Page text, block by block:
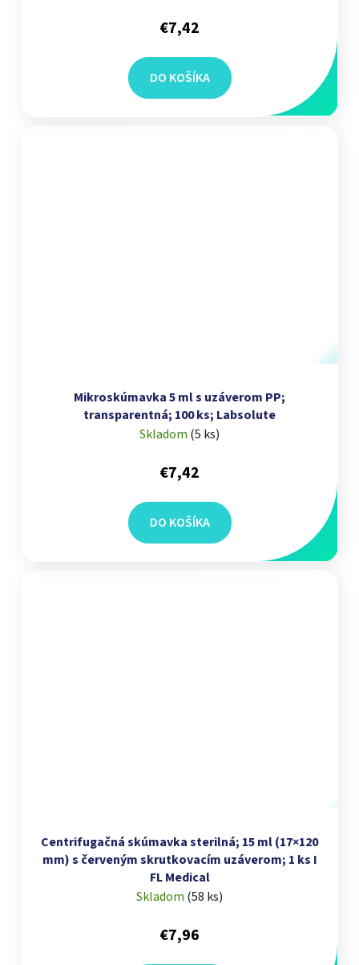
€7,42
DO KOŠÍKA
Mikroskúmavka 5 ml s uzáverom PP;
transparentná; 100 ks; Labsolute
Skladom (5 ks)
€7,42
DO KOŠÍKA
Centrifugačná skúmavka sterilná; 15 ml (17×120
mm) s červeným skrutkovacím uzáverom; 1 ks I
FL Medical
Skladom (58 ks)
€7,96